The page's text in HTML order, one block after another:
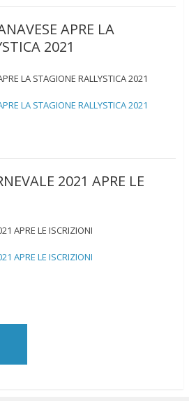
APRE LA
2021
LA STAGIONE RALLYSTICA 2021
LA STAGIONE RALLYSTICA 2021
2021 APRE LE
APRE LE ISCRIZIONI
APRE LE ISCRIZIONI